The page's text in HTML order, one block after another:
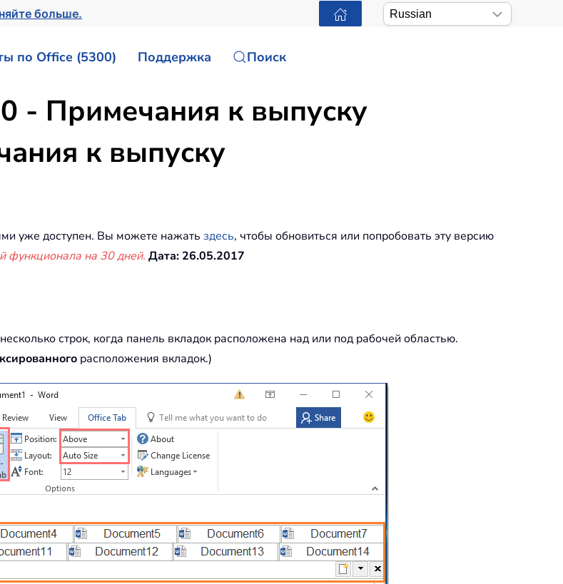
больше.
по Office (5300) Поддержка Поиск
- Примечания к выпуску
к выпуску
уже доступен. Вы можете нажать здесь, чтобы обновиться или попробовать эту версию
функционала на 30 дней. Дата: 26.05.2017
строк, когда панель вкладок расположена над или под рабочей областью.
расположения вкладок.)